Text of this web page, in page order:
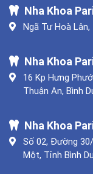
Nha Khoa
Ngã Tư Hoà
Nha Khoa
16 Kp Hưng
Thuận An, Bình
Nha Khoa
Số 02, Đường
Một, Tỉnh Bình